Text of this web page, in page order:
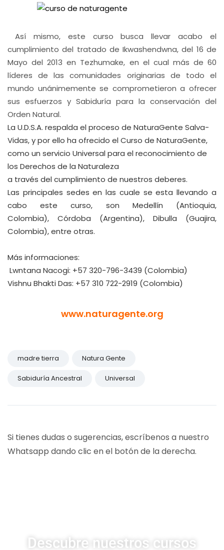
Así mismo, este curso busca llevar acabo el
cumplimiento del tratado de Ikwashendwna, del 16 de
Mayo del 2013 en Tezhumake, en el cual más de 60
líderes de las comunidades originarias de todo el
mundo unánimemente se comprometieron a ofrecer
sus esfuerzos y Sabiduría para la conservación del
Orden Natural.
La U.D.S.A. respalda el proceso de NaturaGente Salva-
Vidas, y por ello ha ofrecido el Curso de NaturaGente,
como un servicio Universal para el reconocimiento de
los Derechos de la Naturaleza
a través del cumplimiento de nuestros deberes.
Las principales sedes en las cuale se esta llevando a
cabo este curso, son Medellín (Antioquia,
Colombia), Córdoba (Argentina), Dibulla (Guajira,
Colombia), entre otras.
Más informaciones:
Lwntana Nacogi: +57 320-796-3439 (Colombia)
Vishnu Bhakti Das: +57 310 722-2919 (Colombia)
www.naturagente.org
madre tierra Natura Gente
Sabiduría Ancestral Universal
Si tienes dudas o sugerencias, escríbenos a nuestro
Whatsapp dando clic en el botón de la derecha.
Descubre nuestros cursos